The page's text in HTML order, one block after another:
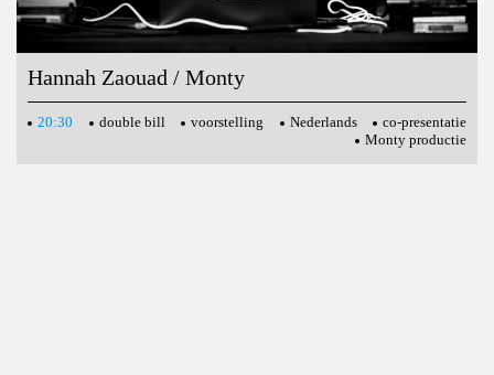
Hannah Zaouad / Monty
20:30 double bill voorstelling Nederlands
co-presentatie
Monty productie